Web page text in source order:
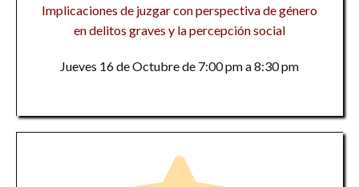
Implicaciones de juzgar con perspectiva de género
en delitos graves y la percepción social
Jueves 16 de Octubre de 7:00 pm a 8:30 pm